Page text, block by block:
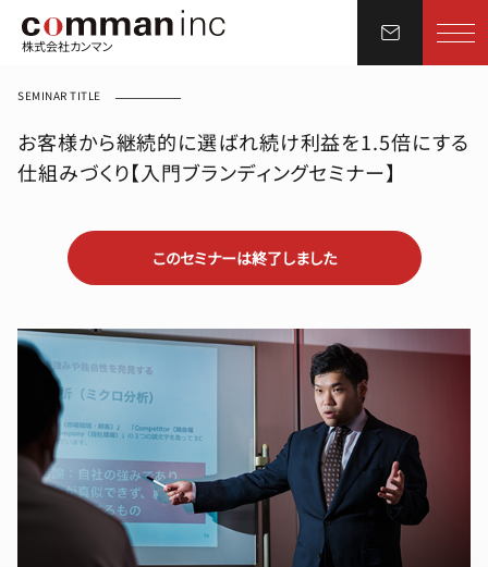
株式会社カンマン
SEMINAR TITLE
お客様から継続的に選ばれ続け利益を1.5倍にする
仕組みづくり【入門ブランディングセミナー】
このセミナーは終了しました